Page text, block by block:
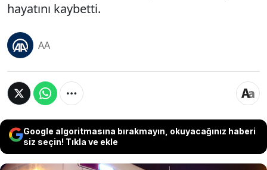
hayatını kaybetti.
AA
Google algoritmasına bırakmayın, okuyacağınız haberi
siz seçin! Tıkla ve ekle